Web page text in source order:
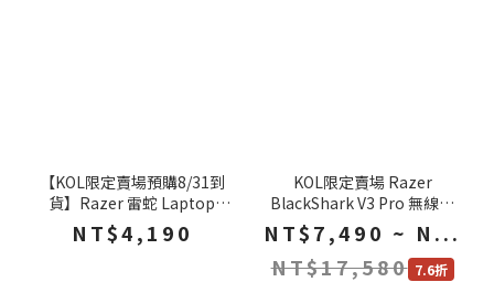
【KOL限定賣場預購8/31到
貨】Razer 雷蛇 Laptop
Cooling Pad 筆電散熱架 筆
電散熱器 筆電支架 筆電散熱
NT$4,190
KOL限定賣場 Razer
BlackShark V3 Pro 無線耳
機 +Huntsman V3 Pro TKL
8K 獵魂光蛛 電競鍵盤
NT$7,490 ~ N...
NT$17,580 7.6折